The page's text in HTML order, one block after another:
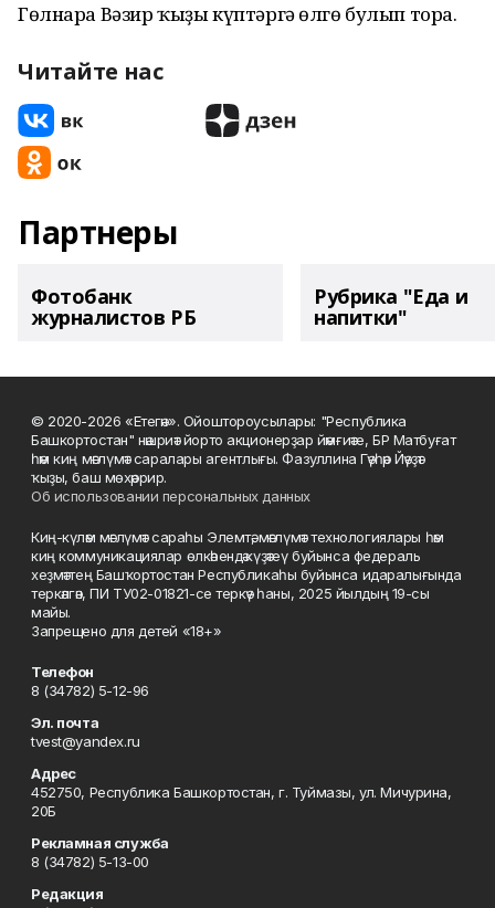
Гөлнара Вәзир ҡыҙы күптәргә өлгө булып тора.
Читайте нас
Партнеры
Фотобанк
журналистов РБ
Рубрика "Еда и
напитки"
© 2020-2026 «Етегән». Ойоштороусылары: "Республика
Башкортостан" нәшриәт йорто акционерҙар йәмғиәте, БР Матбуғат
һәм киң мәғлүмәт саралары агентлығы. Фазуллина Гәүһәр Йәүҙәт
ҡыҙы, баш мөхәррир.
Об использовании персональных данных
Киң-күләм мәғлүмәт сараһы Элемтә, мәғлүмәт технологиялары һәм
киң коммуникациялар өлкәһендә күҙәтеү буйынса федераль
хеҙмәттең Башҡортостан Республикаһы буйынса идаралығында
теркәлгән, ПИ ТУ02-01821-се теркәү һаны, 2025 йылдың 19-сы
майы.
Запрещено для детей «18+»
Телефон
8 (34782) 5-12-96
Эл. почта
tvest@yandex.ru
Адрес
452750, Республика Башкортостан, г. Туймазы, ул. Мичурина,
20Б
Рекламная служба
8 (34782) 5-13-00
Редакция